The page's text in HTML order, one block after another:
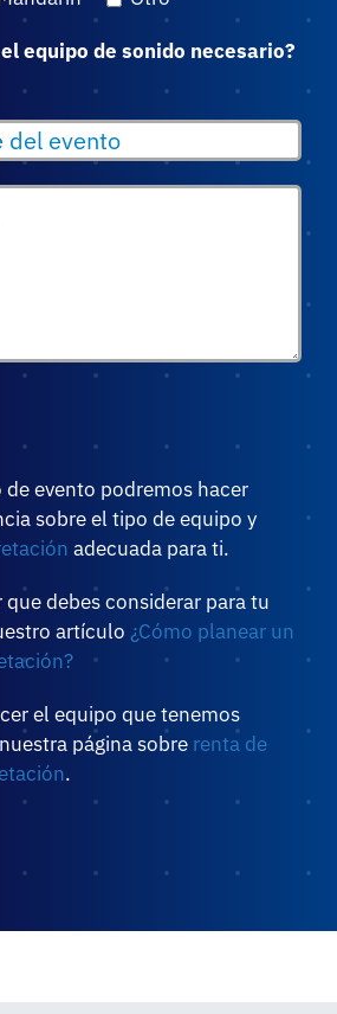
equipo de sonido necesario?
evento podremos hacer
sobre el tipo de equipo y
adecuada para ti.
que debes considerar para tu
artículo ¿Cómo planear un
el equipo que tenemos
página sobre renta de
.